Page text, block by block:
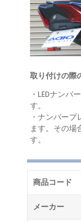
取り付けの際
・LEDナンバ
す。
・ナンバー
ます。その場
す。
商品コード
メーカー